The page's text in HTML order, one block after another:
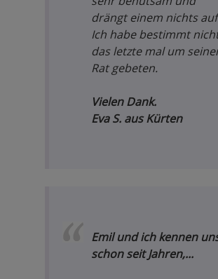
drängt einem nichts
Ich habe bestimmt
das letzte mal um
Rat gebeten.
Vielen Dank.
Eva S. aus Kürten
Emil und ich kennen
schon seit Jahren,...